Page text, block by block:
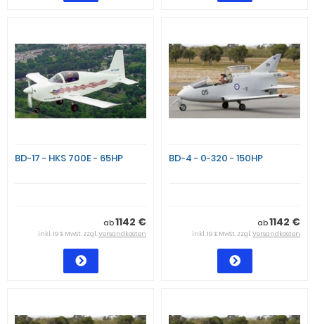
BD-17 - HKS 700E - 65HP
ab1142 €
inkl. 19 % MwSt. zzgl.Versandkosten
BD-4 - 0-320 - 150HP
ab1142 €
inkl. 19 % MwSt. zzgl.Versandkosten